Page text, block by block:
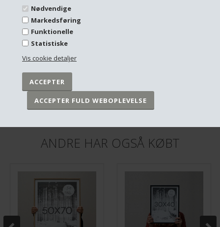
Nødvendige
Markedsføring
Funktionelle
Statistiske
Vis cookie detaljer
DKK 249,00
På lager
DKK 249,00
På lager
ANDRE HAR OGSÅ KØBT